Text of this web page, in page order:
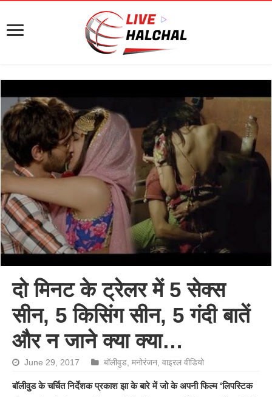
दो मिनट के ट्रेलर में 5 सेक्‍स
सीन, 5 किसिंग सीन, 5 गंदी बातें
और न जाने क्‍या क्‍या…
June 29, 2017 बॉलीवुड,मनोरंजन,वाइरल वीडियो
बॉलीवुड के चर्चित निर्देशक प्रकाश झा के बारे में जो के अपनी फिल्म ‘लिपस्टिक